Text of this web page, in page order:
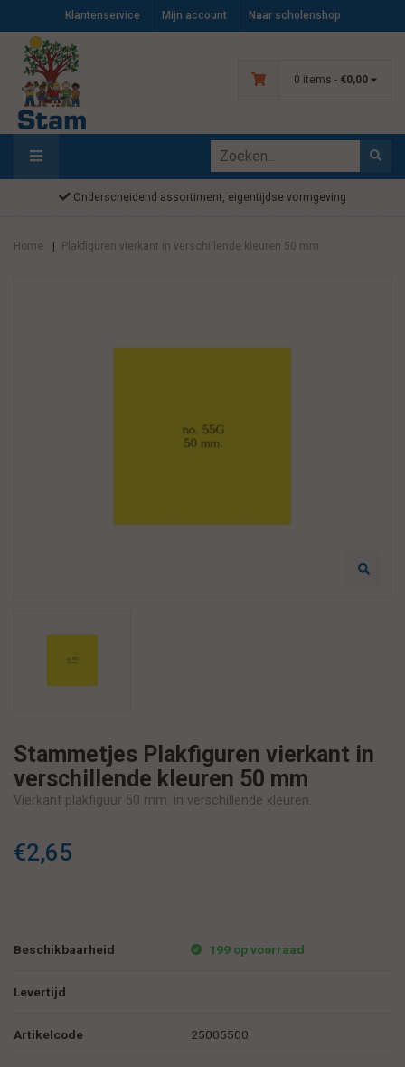
Klantenservice Mijn account Naar scholenshop
0 items - €0,00
Onderscheidend assortiment, eigentijdse vormgeving
Home Plakfiguren vierkant in verschillende kleuren 50 mm
Stammetjes Plakfiguren vierkant in
verschillende kleuren 50 mm
Vierkant plakfiguur 50 mm. in verschillende kleuren.
€2,65
Beschikbaarheid 199 op voorraad
Levertijd
Artikelcode 25005500